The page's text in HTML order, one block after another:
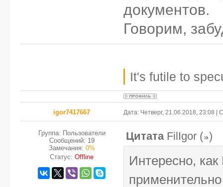
документов.
Говорим,
It's futile to
igor7417667 Дата: Четверг, 21.06.2018, 23:08
Группа: Пользователи
Сообщений: 19
Замечания: 0%
Статус: Offline
Цитата FilIgor ( )
Интересно,